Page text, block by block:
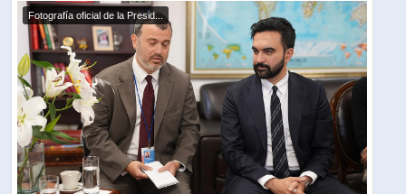
Fotografía oficial de la Presid...